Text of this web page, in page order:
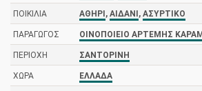
ΠΟΙΚΙΛΊΑ ΑΘΉΡΙ , ΑΙΔΆΝΙ , ΑΣΎΡΤΙΚΟ
ΠΑΡΑΓΩΓΌΣ ΟΙΝΟΠΟΙΕΊΟ ΑΡΤΈΜΗΣ
ΠΕΡΙΟΧΉ ΣΑΝΤΟΡΊΝΗ
ΧΏΡΑ ΕΛΛΆΔΑ